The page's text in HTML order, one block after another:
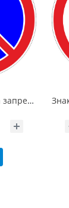
Знак 3.28. "Стоянка запрещена",D=900, Тип А (1б) Микропризм. (7-9 лет)металл 0.8 мм